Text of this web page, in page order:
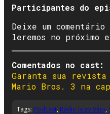
Participantes do
Deixe um
leremos no próximo
Comentados no cast:
Garanta sua revista
Mario Bros. 3 na
Tags: Podcast, Rádio Jogo Véio,